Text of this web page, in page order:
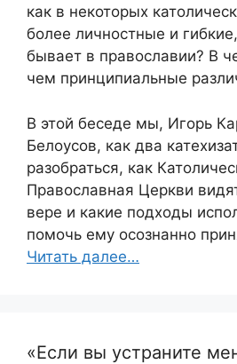
как в некоторых
более личностные и
бывает в православии? В
чем принципиальные
В этой беседе мы, Игорь
Белоусов, как два
разобраться, как
Православная Церкви
вере и какие подходы
помочь ему осознанно
Читать далее…
«Если вы устраните